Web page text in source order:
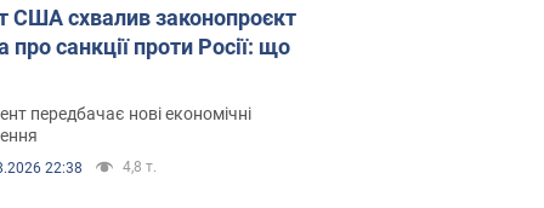
США схвалив законопроєкт
про санкції проти Росії: що
передбачає нові економічні
22:38 4,8 т.